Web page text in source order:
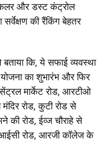
और डस्ट कंट्रोल
की रैंकिंग बेहतर
कि, ये सफाई व्यवस्था
का शुभारंभ और फिर
मार्केट रोड, आरटीओ
रोड, कुटी रोड से
की रोड, ईव्ज चौराहे से
रोड, आरजी कॉलेज के